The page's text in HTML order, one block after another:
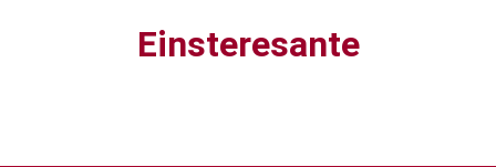
Einsteresante